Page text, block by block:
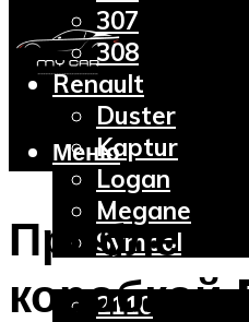
307
308
Renault
Duster
Kaptur
Logan
Megane
Symbol
2110
Меню
Проблемы
коробкой